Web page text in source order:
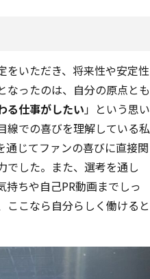
いただき、将来性や安定性
なったのは、自分の原点とも
る仕事がしたい 」という思い
線での喜びを理解している私
通じてファンの喜びに直接関
でした。また、選考を通し
ちや自己PR動画までしっ
ここなら自分らしく働けると